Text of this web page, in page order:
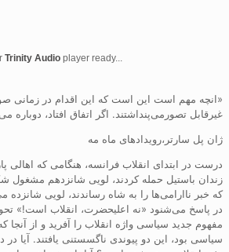
Trinity Audio player ready...
«انچه مهم است این است که این اقدام در زمانی
غیرقابل تصورمی‌پنداشتند. اگر اتفاق افتاد، دوباره
ژان پل سارتر،رویدادهای ماه مه
زندان باستیل حمله کردند، لویی شانزدهم مشغول
که خبر ناارامی‌ها را به شاه رساندند، لویی
در پاسخ می‌شنود «نه اعلیحضرت، انقلاب است!»
مفهوم جدید سیاسی واژه انقلاب را آفرید و از آنجا
سیاسی بود، این دو پیوندی ناگسستنی یافتند. آیا در